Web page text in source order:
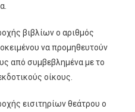
βιβλίων ο αριθμός
να προμηθευτούν
από συμβεβλημένα με το
οίκους.
εισιτηρίων θεάτρου ο